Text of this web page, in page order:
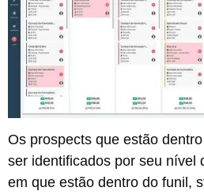
Os prospects que estão
ser identificados por seu nível
em que estão dentro do funil,